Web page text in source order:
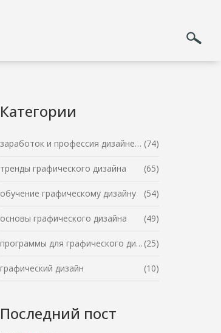
Категории
заработок и профессия дизайнера (74)
тренды графического дизайна (65)
обучение графическому дизайну (54)
основы графического дизайна (49)
программы для графического дизайна (25)
графический дизайн (10)
Последний пост